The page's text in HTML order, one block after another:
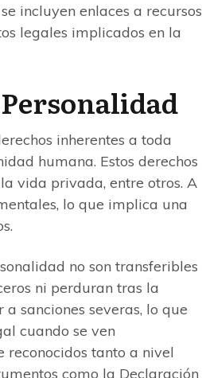
incluyen enlaces a recursos
legales implicados en la
inherentes a toda
humana. Estos derechos
vida privada, entre otros. A
lo que implica una
no son transferibles
ni perduran tras la
sanciones severas, lo que
cuando se ven
reconocidos tanto a nivel
como la Declaración